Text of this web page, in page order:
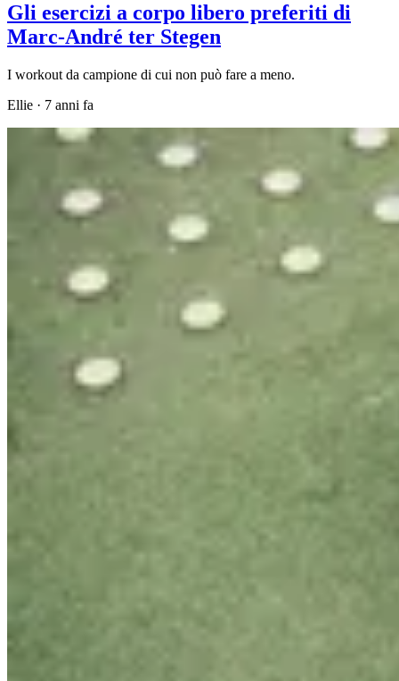
Gli esercizi a corpo libero preferiti di
Marc-André ter Stegen
I workout da campione di cui non può fare a meno.
Ellie · 7 anni fa